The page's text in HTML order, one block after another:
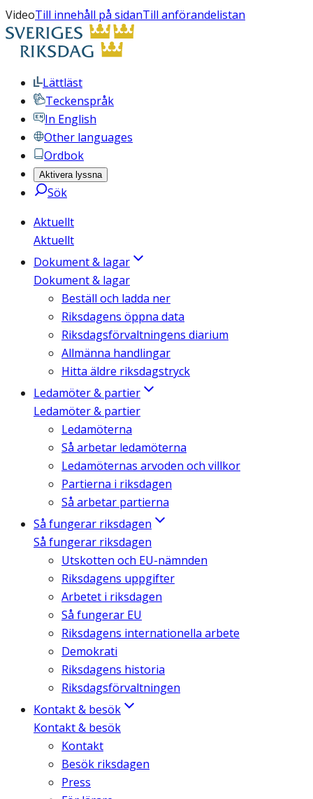
VideoTill innehåll på sidanTill anförandelistan
Lättläst
Teckenspråk
In English
Other languages
Ordbok
Aktivera lyssna
Sök
Aktuellt
Aktuellt
Dokument & lagar
Dokument & lagar
Beställ och ladda ner
Riksdagens öppna data
Riksdagsförvaltningens diarium
Allmänna handlingar
Hitta äldre riksdagstryck
Ledamöter & partier
Ledamöter & partier
Ledamöterna
Så arbetar ledamöterna
Ledamöternas arvoden och villkor
Partierna i riksdagen
Så arbetar partierna
Så fungerar riksdagen
Så fungerar riksdagen
Utskotten och EU-nämnden
Riksdagens uppgifter
Arbetet i riksdagen
Så fungerar EU
Riksdagens internationella arbete
Demokrati
Riksdagens historia
Riksdagsförvaltningen
Kontakt & besök
Kontakt & besök
Kontakt
Besök riksdagen
Press